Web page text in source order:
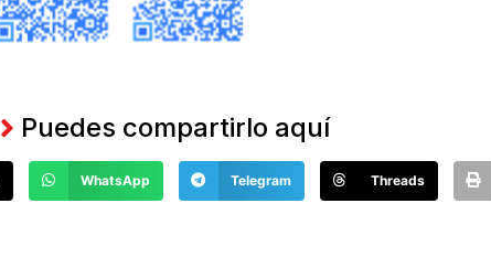
Puedes compartirlo aquí
WhatsApp Telegram Threads